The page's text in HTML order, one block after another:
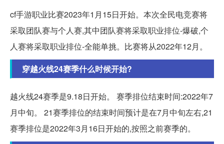
cf手游职业比赛2023年1月15日开始。本次全民电竞赛将
采取团队赛与个人赛,其中团队赛将采取职业排位-爆破,个
人赛将采取职业排位-全能单挑。比赛将从2022年12月。
穿越火线24赛季什么时候开始?
越火线24赛季是9.18日开始。 赛季排位结束时间:2022年7
月中旬。 21赛季排位的结束时间预计是在7月中旬左右,21
赛季排位是2022年3月16日开始的,按照之前赛季的。